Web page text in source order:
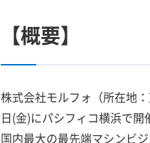
【概要】
株式会社モルフォ（所在地
日(金)にパシフィコ横浜で開
国内最大の最先端マシンビ